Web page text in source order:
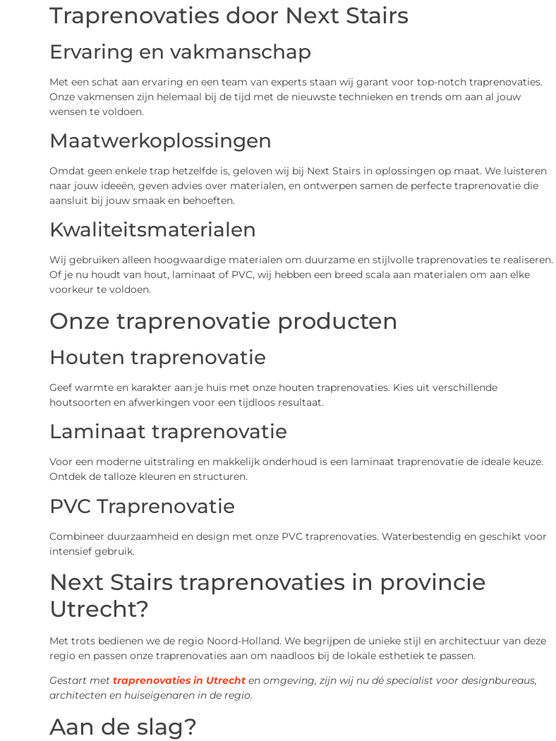
Traprenovaties door Next Stairs
Ervaring en vakmanschap
Met een schat aan ervaring en een team van experts staan wij garant voor top-notch traprenovaties.
Onze vakmensen zijn helemaal bij de tijd met de nieuwste technieken en trends om aan al jouw
wensen te voldoen.
Maatwerkoplossingen
Omdat geen enkele trap hetzelfde is, geloven wij bij Next Stairs in oplossingen op maat. We luisteren
naar jouw ideeën, geven advies over materialen, en ontwerpen samen de perfecte traprenovatie die
aansluit bij jouw smaak en behoeften.
Kwaliteitsmaterialen
Wij gebruiken alleen hoogwaardige materialen om duurzame en stijlvolle traprenovaties te realiseren.
Of je nu houdt van hout, laminaat of PVC, wij hebben een breed scala aan materialen om aan elke
voorkeur te voldoen.
Onze traprenovatie producten
Houten traprenovatie
Geef warmte en karakter aan je huis met onze houten traprenovaties. Kies uit verschillende
houtsoorten en afwerkingen voor een tijdloos resultaat.
Laminaat traprenovatie
Voor een moderne uitstraling en makkelijk onderhoud is een laminaat traprenovatie de ideale keuze.
Ontdek de talloze kleuren en structuren.
PVC Traprenovatie
Combineer duurzaamheid en design met onze PVC traprenovaties. Waterbestendig en geschikt voor
intensief gebruik.
Next Stairs traprenovaties in provincie
Utrecht?
Met trots bedienen we de regio Noord-Holland. We begrijpen de unieke stijl en architectuur van deze
regio en passen onze traprenovaties aan om naadloos bij de lokale esthetiek te passen.
Gestart met traprenovaties in Utrechten omgeving, zijn wij nu dé specialist voor designbureaus,
architecten en huiseigenaren in de regio.
Aan de slag?